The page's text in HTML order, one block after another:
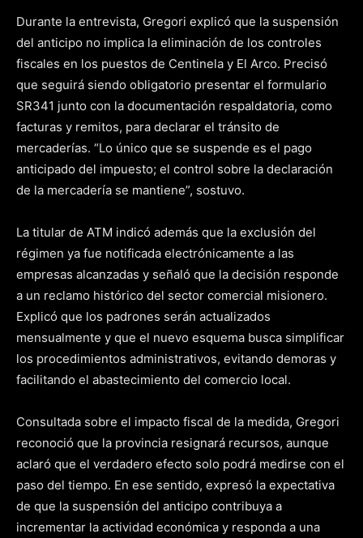
Durante la entrevista, Gregori explicó que la suspensión
del anticipo no implica la eliminación de los controles
fiscales en los puestos de Centinela y El Arco. Precisó
que seguirá siendo obligatorio presentar el formulario
SR341 junto con la documentación respaldatoria, como
facturas y remitos, para declarar el tránsito de
mercaderías. “Lo único que se suspende es el pago
anticipado del impuesto; el control sobre la declaración
de la mercadería se mantiene”, sostuvo.
La titular de ATM indicó además que la exclusión del
régimen ya fue notificada electrónicamente a las
empresas alcanzadas y señaló que la decisión responde
a un reclamo histórico del sector comercial misionero.
Explicó que los padrones serán actualizados
mensualmente y que el nuevo esquema busca simplificar
los procedimientos administrativos, evitando demoras y
facilitando el abastecimiento del comercio local.
Consultada sobre el impacto fiscal de la medida, Gregori
reconoció que la provincia resignará recursos, aunque
aclaró que el verdadero efecto solo podrá medirse con el
paso del tiempo. En ese sentido, expresó la expectativa
de que la suspensión del anticipo contribuya a
incrementar la actividad económica y responda a una